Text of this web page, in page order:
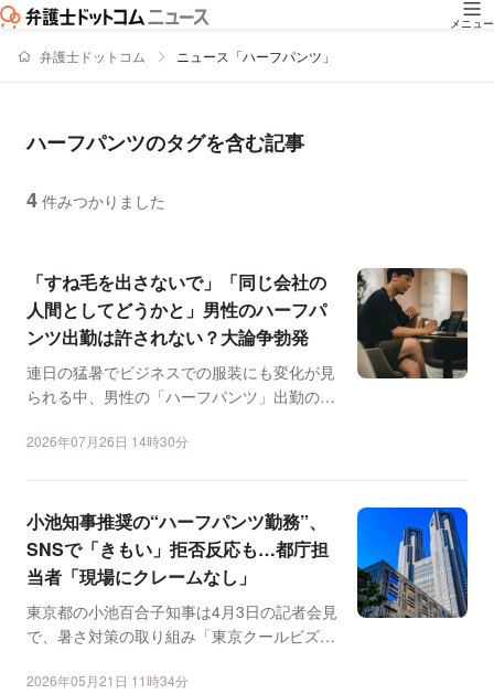
メニュー
弁護士ドットコム ニュース「ハーフパンツ」
ハーフパンツのタグを含む記事
4 件みつかりました
「すね毛を出さないで」「同じ会社の
人間としてどうかと」男性のハーフパ
ンツ出勤は許されない？大論争勃発
連日の猛暑でビジネスでの服装にも変化が見
られる中、男性の「ハーフパンツ」出勤の是
2026年07月26日 14時30分
小池知事推奨の“ハーフパンツ勤務”、
SNSで「きもい」拒否反応も…都庁担
当者「現場にクレームなし」
東京都の小池百合子知事は4月3日の記者会見
で、暑さ対策の取り組み「東京クールビズ」
2026年05月21日 11時34分